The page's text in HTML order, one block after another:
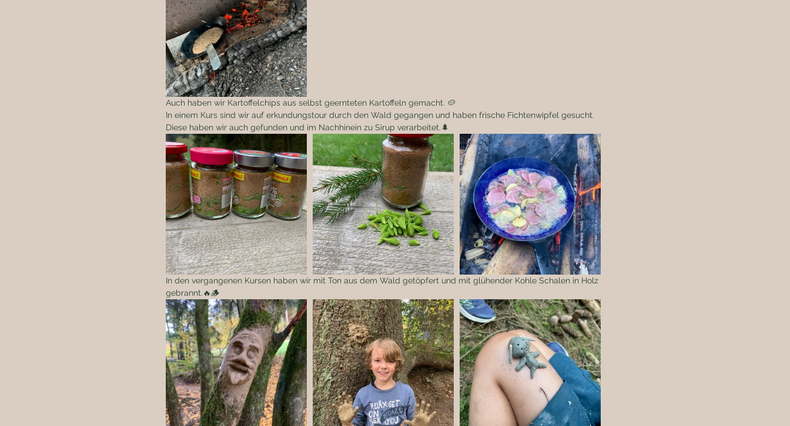
Auch haben wir Kartoffelchips aus selbst geernteten Kartoffeln gemacht. 🥔
In einem Kurs sind wir auf erkundungstour durch den Wald gegangen und haben frische Fichtenwipfel gesucht.
Diese haben wir auch gefunden und im Nachhinein zu Sirup verarbeitet.🌲
In den vergangenen Kursen haben wir mit Ton aus dem Wald getöpfert und mit glühender Kohle Schalen in Holz
gebrannt.🔥🪵